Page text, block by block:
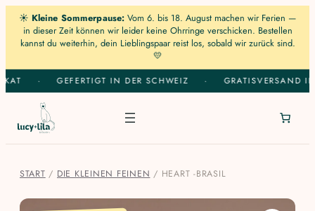
☀️ Kleine Sommerpause: Vom 6. bis 18. August machen wir Ferien —
in dieser Zeit können wir leider keine Ohrringe verschicken. Bestellen
kannst du weiterhin, dein Lieblingspaar reist los, sobald wir zurück sind.
💛
Zum
Inhalt
springen
GEFERTIGT IN DER SCHWEIZ GRATISVERSAND IN
START / DIE KLEINEN FEINEN / HEART -BRASIL